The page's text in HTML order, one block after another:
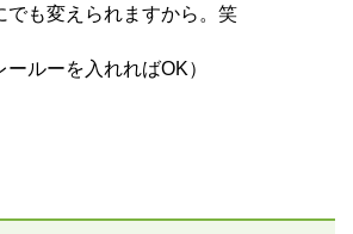
でも変えられますから。笑
ールーを入れればOK）